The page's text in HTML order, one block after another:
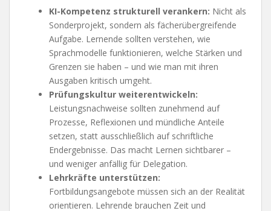
KI-Kompetenz strukturell verankern: Nicht als
Sonderprojekt, sondern als fächerübergreifende
Aufgabe. Lernende sollten verstehen, wie
Sprachmodelle funktionieren, welche Stärken und
Grenzen sie haben – und wie man mit ihren
Ausgaben kritisch umgeht.
Prüfungskultur weiterentwickeln:
Leistungsnachweise sollten zunehmend auf
Prozesse, Reflexionen und mündliche Anteile
setzen, statt ausschließlich auf schriftliche
Endergebnisse. Das macht Lernen sichtbarer –
und weniger anfällig für Delegation.
Lehrkräfte unterstützen:
Fortbildungsangebote müssen sich an der Realität
orientieren. Lehrende brauchen Zeit und